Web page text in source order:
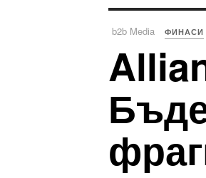
b2b Media ФИНАСИ